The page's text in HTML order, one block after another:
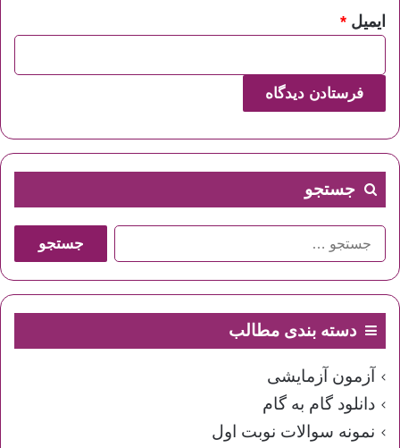
ایمیل *
جستجو
جستجو
برای:
دسته بندی مطالب
آزمون آزمایشی
دانلود گام به گام
نمونه سوالات نوبت اول